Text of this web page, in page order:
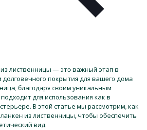
лиственницы — это важный этап в
долговечного покрытия для вашего дома
благодаря своим уникальным
для использования как в
В этой статье мы рассмотрим, как
из лиственницы, чтобы обеспечить
вид.